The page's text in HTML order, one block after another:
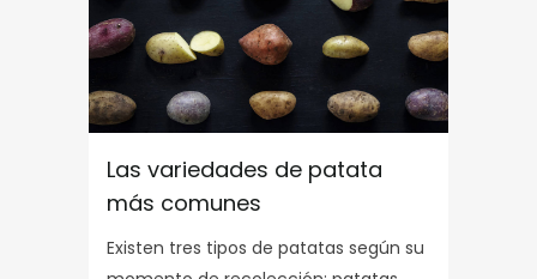
Las variedades de patata
más comunes
Existen tres tipos de patatas según su